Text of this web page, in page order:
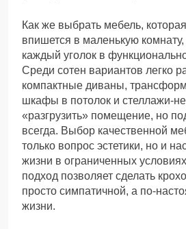
Как же выбрать мебель,
впишется в маленькую
каждый уголок в
Среди сотен вариантов легко
компактные диваны,
шкафы в потолок и стеллажи-
«разгрузить» помещение, но
всегда. Выбор качественной
только вопрос эстетики, но и
жизни в ограниченных
подход позволяет сделать
просто симпатичной, а по-
жизни.